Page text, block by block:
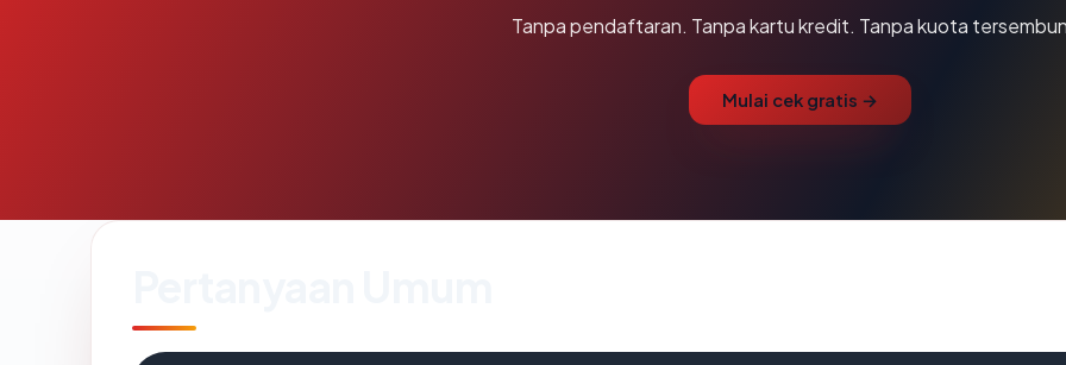
Tanpa pendaftaran. Tanpa kartu kredit. Tanpa kuota
Mulai cek gratis →